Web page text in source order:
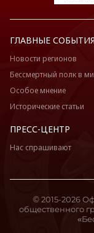
ГЛАВНЫЕ СОБЫТИЯ
Новости регионов
Бессмертный полк в
Особое мнение
Исторические статьи
ПРЕСС-ЦЕНТР
Нас спрашивают
© 2015-2026
общественного